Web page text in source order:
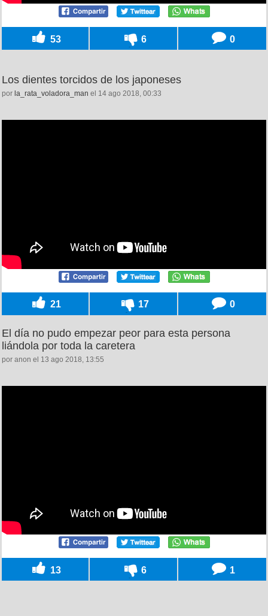
53 6 0
Los dientes torcidos de los japoneses
por la_rata_voladora_man el 14 ago 2018, 00:33
21 17 0
El día no pudo empezar peor para esta persona
liándola por toda la caretera
por anon el 13 ago 2018, 13:55
13 6 1